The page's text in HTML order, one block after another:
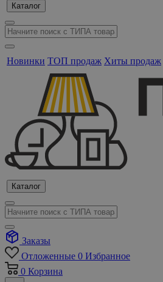
Каталог
Новинки ТОП продаж Хиты продаж
Каталог
Заказы
Отложенные 0 Избранное
0 Корзина